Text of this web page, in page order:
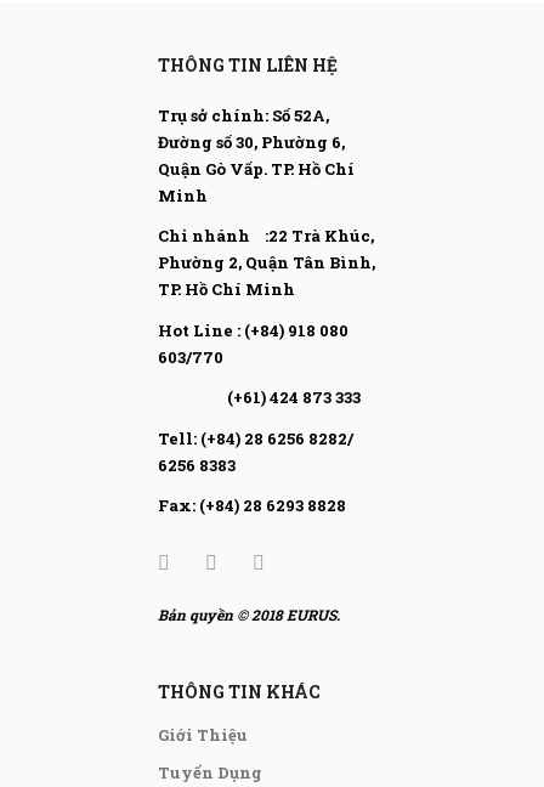
THÔNG TIN LIÊN HỆ
Trụ sở chính: Số 52A,
Đường số 30, Phường 6,
Quận Gò Vấp. TP. Hồ Chí
Minh
Chi nhánh :22 Trà Khúc,
Phường 2, Quận Tân Bình,
TP. Hồ Chí Minh
Hot Line : (+84) 918 080
603/770
(+61) 424 873 333
Tell: (+84) 28 6256 8282/
6256 8383
Fax: (+84) 28 6293 8828
Bản quyền © 2018 EURUS.
THÔNG TIN KHÁC
Giới Thiệu
Tuyển Dụng